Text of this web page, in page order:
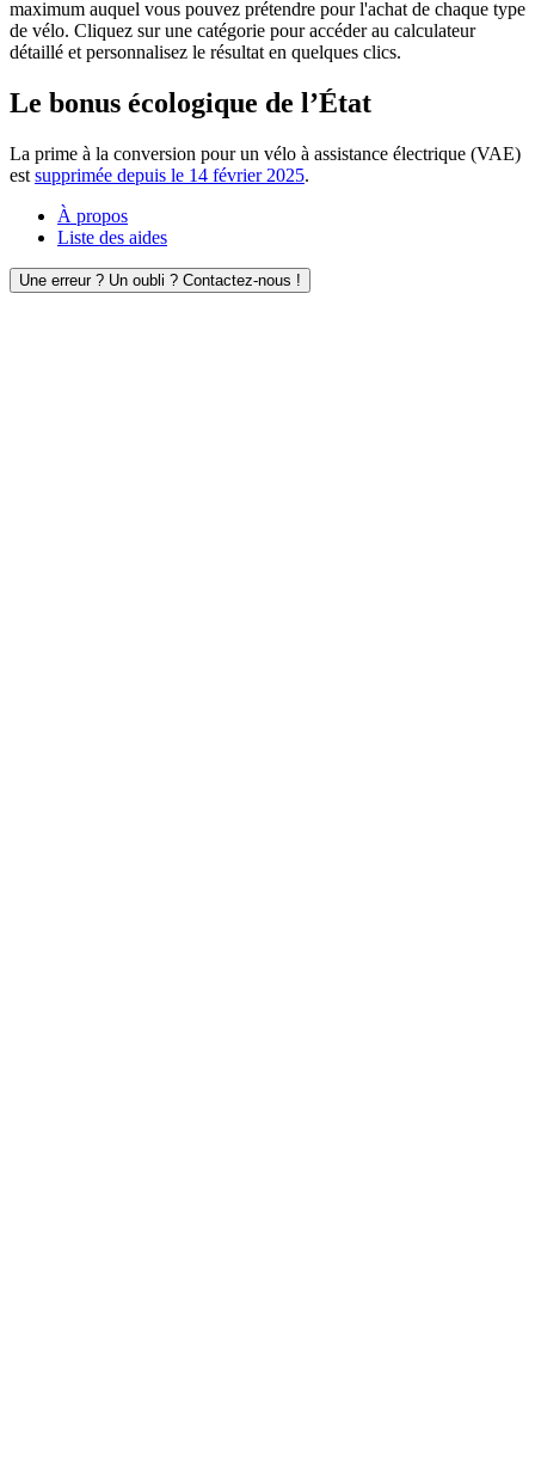
maximum auquel vous pouvez prétendre pour l'achat de chaque type
de vélo. Cliquez sur une catégorie pour accéder au calculateur
détaillé et personnalisez le résultat en quelques clics.
Le bonus écologique de l’État
La prime à la conversion pour un vélo à assistance électrique (VAE)
est supprimée depuis le 14 février 2025.
À propos
Liste des aides
Une erreur ? Un oubli ? Contactez-nous !